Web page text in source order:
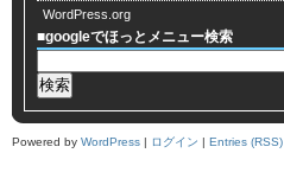
WordPress.org
■googleでほっとメニュー検索
Powered by WordPress | ログイン | Entries (RSS)